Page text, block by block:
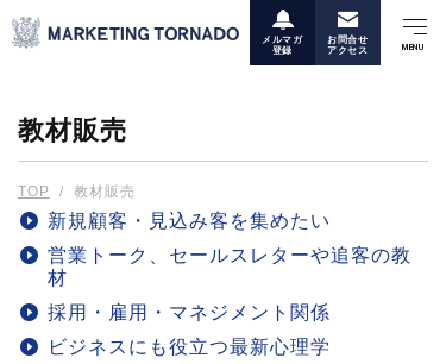
メルマガ
登録
お問合せ
アクセス
教材販売
TOP / 教材販売
新規顧客・見込み客を集めたい
営業トーク、セールスレターや追客の教
材
採用・雇用・マネジメント関係
ビジネスにも役立つ最新心理学